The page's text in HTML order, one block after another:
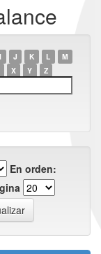
I J K L
M
X Y Z
En orden: